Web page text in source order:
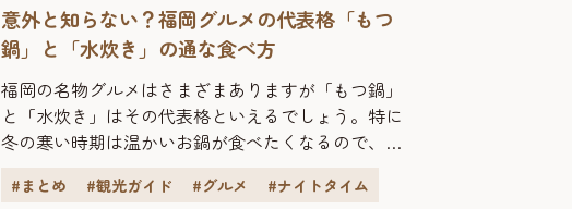
意外と知らない？福岡グルメの代表格「もつ
鍋」と「水炊き」の通な食べ方
福岡の名物グルメはさまざまありますが「もつ鍋」
と「水炊き」はその代表格といえるでしょう。特に
冬の寒い時期は温かいお鍋が食べたくなるので、忘
つ鍋」と「水炊き」の魅力を掘り下げるとともに、
#まとめ #観光ガイド #グルメ #ナイトタイム